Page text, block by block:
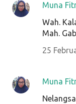
Muna
Wah.
Mah.
25
Muna